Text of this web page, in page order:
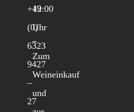
+49
(0)
6323
9427
–
27
12:00
Uhr
Zum
Weineinkauf
und